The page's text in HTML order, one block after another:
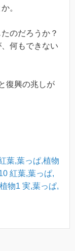
。
のだろうか？
何もできない
復興の兆しが
葉,葉っぱ,植物
紅葉,葉っぱ,
物1 実,葉っぱ,